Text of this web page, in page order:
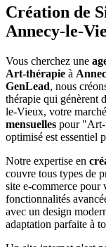
Création de
Annecy-le-
Vous cherchez une
Art-thérapie à
GenLead, nous
thérapie qui génèrent
le-Vieux, votre
mensuelles pour "
optimisé est essentiel
Notre expertise en
couvre tous types de
site e-commerce pour
fonctionnalités
avec un design
adaptation parfaite à